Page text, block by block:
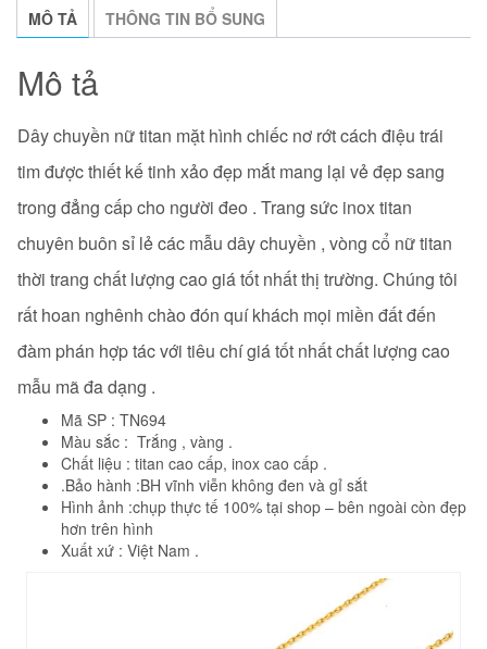
cách
điệu
trái
tim
lượng
MÔ TẢ THÔNG TIN BỔ SUNG
Mô tả
Dây chuyền nữ titan mặt hình chiếc nơ rớt cách điệu trái
tim được thiết kế tinh xảo đẹp mắt mang lại vẻ đẹp sang
trong đẳng cấp cho người đeo . Trang sức inox titan
chuyên buôn sỉ lẻ các mẫu dây chuyền , vòng cổ nữ titan
thời trang chất lượng cao giá tốt nhất thị trường. Chúng tôi
rất hoan nghênh chào đón quí khách mọi miền đất đến
đàm phán hợp tác với tiêu chí giá tốt nhất chất lượng cao
mẫu mã đa dạng .
Mã SP : TN694
Màu sắc : Trắng , vàng .
Chất liệu : titan cao cấp, inox cao cấp .
.Bảo hành :BH vĩnh viễn không đen và gỉ sắt
Hình ảnh :chụp thực tế 100% tại shop – bên ngoài còn đẹp
hơn trên hình
Xuất xứ : Việt Nam .